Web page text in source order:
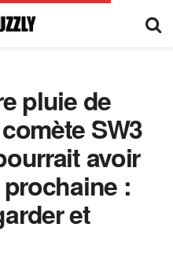
pluie de
SW3
avoir
:
et